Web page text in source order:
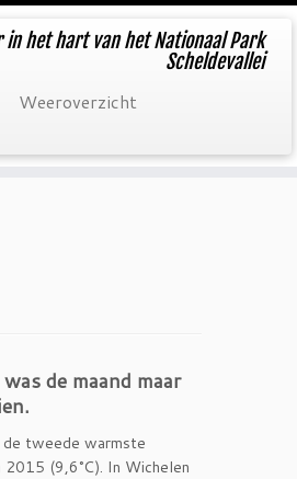
het hart van het Nationaal Park
Scheldevallei
Weeroverzicht
de maand maar
de tweede warmste
(9,6°C). In Wichelen